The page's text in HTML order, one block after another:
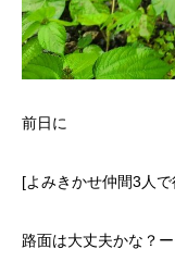
前日に
[よみきかせ仲間3人で
路面は大丈夫かな？